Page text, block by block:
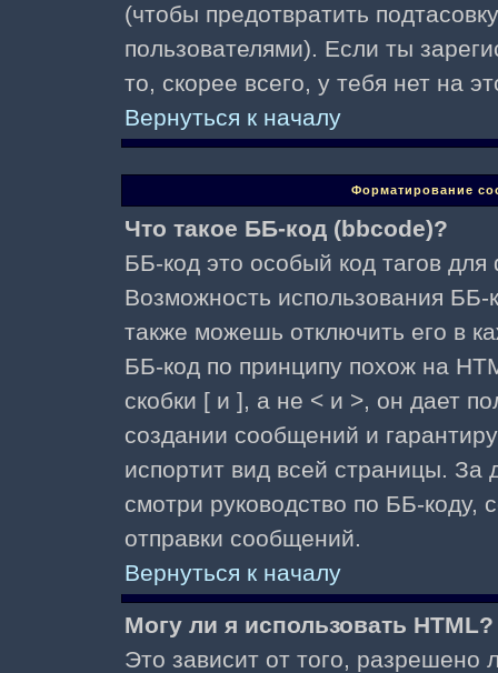
(чтобы предотвратить
пользователями). Если ты
то, скорее всего, у тебя нет на
Вернуться к началу
Форматирование
Что такое ББ-код (bbcode)?
ББ-код это особый код тагов
Возможность использования
также можешь отключить его в
ББ-код по принципу похож на
скобки [ и ], а не < и >, он дает
создании сообщений и
испортит вид всей страницы.
смотри руководство по ББ-коду,
отправки сообщений.
Вернуться к началу
Могу ли я использовать HTML?
Это зависит от того,